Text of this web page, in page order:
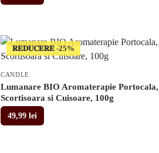
𝐑𝐄𝐃𝐔𝐂𝐄𝐑𝐄
CANDLE
Lumanare BIO Aromaterapie Portocala,
Scortisoara si Cuisoare, 100g
49,99 lei